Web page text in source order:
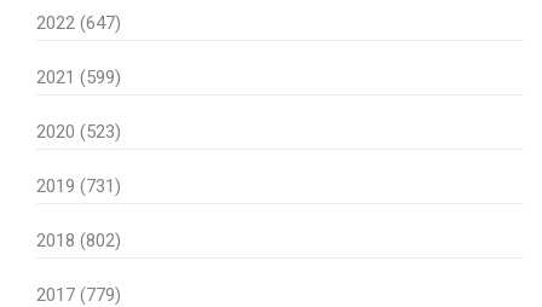
2022 (647)
2021 (599)
2020 (523)
2019 (731)
2018 (802)
2017 (779)